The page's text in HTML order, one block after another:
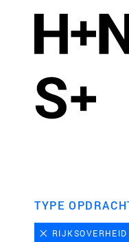
TYPE
RIJKSOVERHEID